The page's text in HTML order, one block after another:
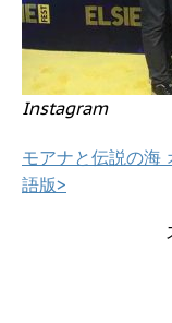
Instagram
モアナと伝説の海
語版>